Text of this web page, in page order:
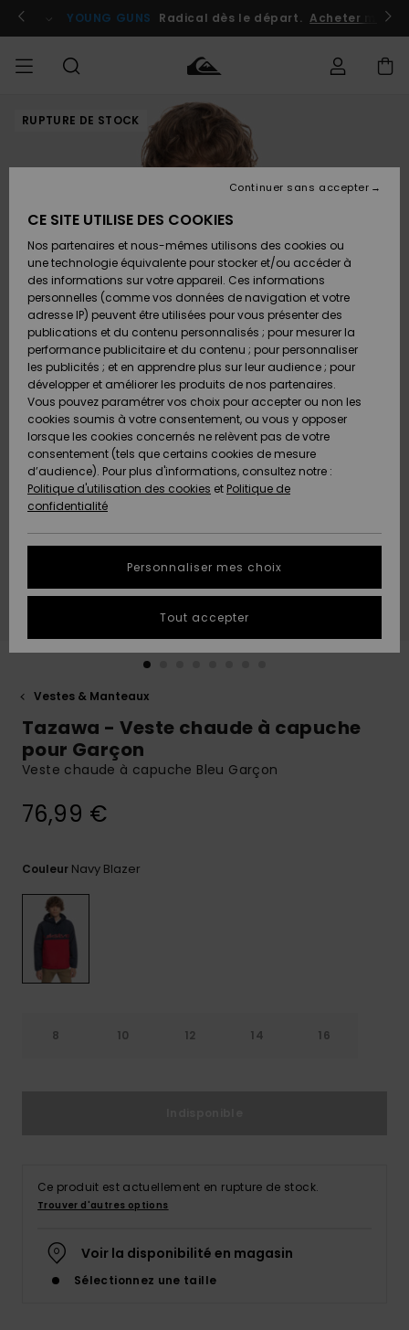
l'information
le
Se connecter / s'inscrire
YOUNG GUNS Radical dès le départ. Acheter
HOMME Vêtements
Chaussures
& Tongs
Surf
Snow
Nouveautés
A
Découvrir
Vêtements
Chaussures
& Tongs
Surf
Snow
Nouveautés
A
Découvrir
FEMME
Shop
A
Découvrir
Snow
SURF
Surf
Shop
Homme
Surf
Shop
Enfant
Highlights
Communauté
SNOW
Snow
Shop
Homme
Snow
Shop
Enfant
Snow
Shop
Femme
A
Découvrir
Communauté
OUTLET
Outlet
Homme
Enfant
Outlet
Femme
AIDE &
CONTACT
Accéder à
ma
commande
Retours
Paiement
Carte
Cadeau
Quiksilver
Freedom
Protection
des
tailles
conversation
obtenir la
plus rapide
à votre
question.
réponses
Consulter
MAGASINS
QUIKSILVER
RUPTURE DE STOCK
Vestes & Manteaux
Tazawa - Veste chaude à capuche
pour Garçon
Veste chaude à capuche Bleu Garçon
76,99 €
Couleur Navy Blazer
8 10 12 14 16
Ce produit est actuellement en rupture de stock.
Trouver d'autres options
Voir la disponibilité en magasin
Sélectionnez une taille
CE SITE UTILISE DES COOKIES
Nos partenaires et nous-mêmes utilisons des cookies ou
une technologie équivalente pour stocker et/ou accéder à
des informations sur votre appareil. Ces informations
personnelles (comme vos données de navigation et votre
adresse IP) peuvent être utilisées pour vous présenter des
publications et du contenu personnalisés ; pour mesurer la
performance publicitaire et du contenu ; pour personnaliser
les publicités ; et en apprendre plus sur leur audience ; pour
développer et améliorer les produits de nos partenaires.
Vous pouvez paramétrer vos choix pour accepter ou non les
cookies soumis à votre consentement, ou vous y opposer
lorsque les cookies concernés ne relèvent pas de votre
consentement (tels que certains cookies de mesure
d’audience). Pour plus d'informations, consultez notre :
Politique d'utilisation des cookies et Politique de
confidentialité
Personnaliser mes choix
Continuer sans accepter
Tout accepter